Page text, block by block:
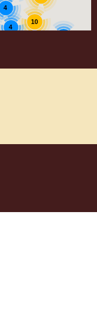
4
10
4